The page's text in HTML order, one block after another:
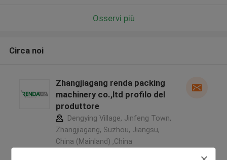
Osservi più
Circa noi
Zhangjiagang renda packing
machinery co.,ltd profilo del
produttore
Dengying Village, Jinfeng Town,
Zhangjiagang, Suzhou, Jiangsu,
China (Mainland) ,China